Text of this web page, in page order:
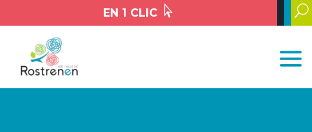
EN 1 CLIC  U